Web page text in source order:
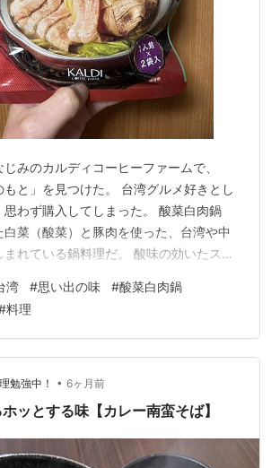
みのカルディコーヒーファームで、
もと」を見つけた。 台湾グルメ好きとし
思わず購入してしまった。 酸菜白肉鍋
白菜（酸菜）と豚肉を使った、台湾や中
れている鍋料理だ。 酸味の効いたスー
に駐在していた頃、私はこの酸味のある
ハマっていた。 特に昼食で「酸菜白肉
べており、多いときは週に一度のペース
どである。 ↓毎週通った酸菜白肉湯麵の
菜肉絲湯麵＠富馨園麵食館 - まめはなフ
にも大人気の、た酸…
湾 #思い出の味 #酸菜白肉鍋
料理
勉強中！ • 6ヶ月前
ッとする味【カレー南蛮そば】